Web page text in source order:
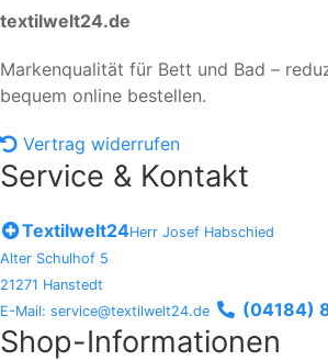
textilwelt24.de
Markenqualität für Bett und Bad –
bequem online bestellen.
Vertrag widerrufen
Service & Kontakt
Textilwelt24Herr Josef Habschied
Alter Schulhof 5
21271 Hanstedt
E-Mail: service@textilwelt24.de
(04184)
Shop-Informationen